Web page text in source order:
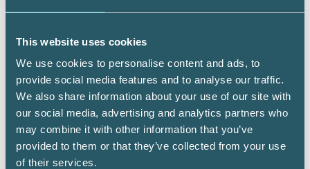
This website uses cookies
We use cookies to personalise content and ads, to
provide social media features and to analyse our traffic.
We also share information about your use of our site with
our social media, advertising and analytics partners who
may combine it with other information that you’ve
provided to them or that they’ve collected from your use
of their services.
därför möjligt för den som är
arbetar med lönehantering, att även bli
Auktoriserad Lönekonsult. Så om din byrå,
eller medarbetare på byrån, har uppdrag inom
löneservice är detta en viktig möjlighet att
profilera er kompetens även inom detta
område.
SRF Lön håller för närvarande på med